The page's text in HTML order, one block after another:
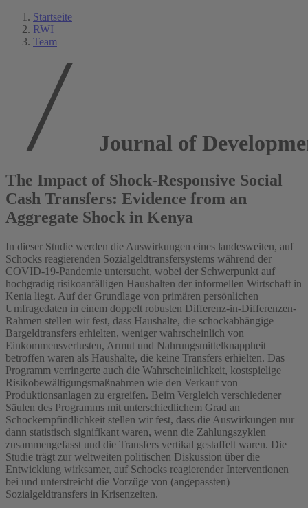
Startseite
RWI
Team
Journal of
The Impact of Shock-Responsive Social
Cash Transfers: Evidence from an
Aggregate Shock in Kenya
In dieser Studie werden die Auswirkungen eines landesweiten, auf
Schocks reagierenden Sozialgeldtransfersystems während der
COVID-19-Pandemie untersucht, wobei der Schwerpunkt auf
hochgradig risikoanfälligen Haushalten der informellen Wirtschaft in
Kenia liegt. Auf der Grundlage von primären persönlichen
Umfragedaten in einem doppelt robusten Differenz-in-Differenzen-
Rahmen stellen wir fest, dass Haushalte, die schockabhängige
Bargeldtransfers erhielten, weniger wahrscheinlich von
Einkommensverlusten, Armut und Nahrungsmittelknappheit
betroffen waren als Haushalte, die keine Transfers erhielten. Das
Programm verringerte auch die Wahrscheinlichkeit, kostspielige
Risikobewältigungsmaßnahmen wie den Verkauf von
Produktionsanlagen zu ergreifen. Beim Vergleich verschiedener
Säulen des Programms mit unterschiedlichem Grad an
Schockempfindlichkeit stellen wir fest, dass die Auswirkungen nur
dann statistisch signifikant waren, wenn die Zahlungszyklen
zusammengefasst und die Transfers vertikal gestaffelt waren. Die
Studie trägt zur weltweiten politischen Diskussion über die
Entwicklung wirksamer, auf Schocks reagierender Interventionen
bei und unterstreicht die Vorzüge von (angepassten)
Sozialgeldtransfers in Krisenzeiten.